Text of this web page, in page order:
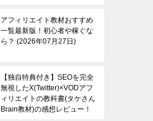
アフィリエイト教材おすすめ
一覧最新版！初心者や稼ぐな
ら？
2026年07月27日
【独自特典付き】SEOを完全
無視したX(Twitter)×VODアフ
ィリエイトの教科書(タケさん
Brain教材)の感想レビュー！